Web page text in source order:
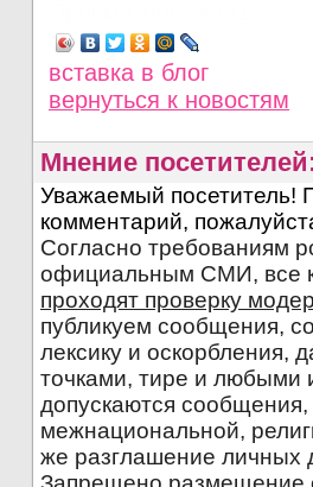
вставка в блог
вернуться к новостям
Мнение